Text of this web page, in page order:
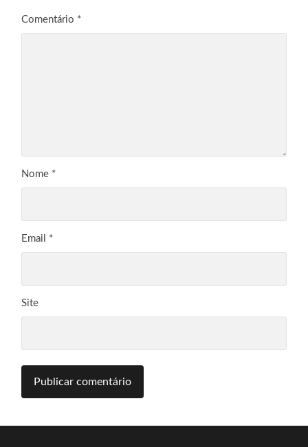
Comentário *
Nome *
Email *
Site